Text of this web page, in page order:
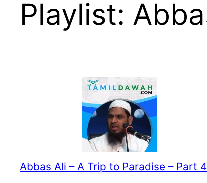
Playlist:
Abbas Ali – A Trip to Paradise – Part 4